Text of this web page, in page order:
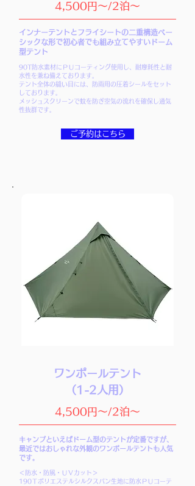
4,500円～/2泊～
インナーテントとフライシートの二重構造ベー
シックな形で初心者でも組み立てやすいドーム
型テント
90T防水素材にＰＵコーティング使用し、耐摩耗性と耐
水性を兼ね備えております。
テント全体の縫い目には、防雨用の圧着シールをセット
しております。
メッシュスクリーンで蚊を防ぎ空気の流れを確保し通気
性抜群です。
ご予約はこちら
ワンポールテント
（1-2人用）
4,500円～/2泊～
キャンプといえばドーム型のテントが定番ですが、
最近ではおしゃれな外観のワンポールテントも人気
です。
＜防水・防風・ＵＶカット＞
190Ｔポリエステルシルクスパン生地に防水ＰＵコーテ